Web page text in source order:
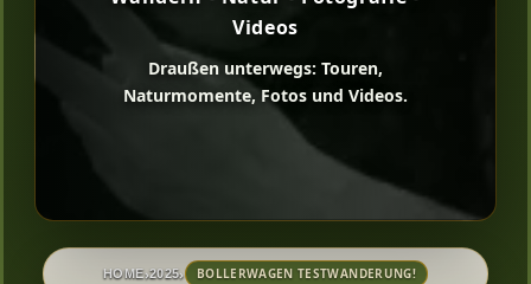
Videos
Draußen unterwegs: Touren,
Naturmomente, Fotos und Videos.
HOME›2025› BOLLERWAGEN TESTWANDERUNG!